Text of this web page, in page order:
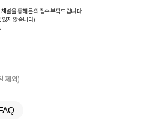
널을 통해 문의 접수 부탁드립니다.
있지 않습니다)
제외)